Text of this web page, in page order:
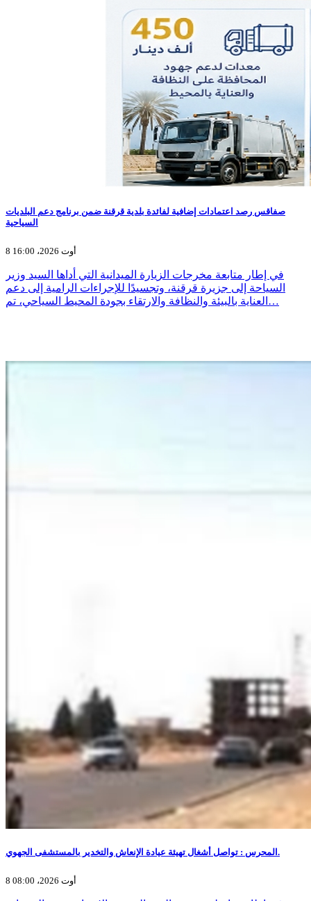
صفاقس رصد اعتمادات إضافية لفائدة بلدية قرقنة ضمن برنامج دعم البلديات
السياحية
8 أوت 2026، 16:00
في إطار متابعة مخرجات الزيارة الميدانية التي أداها السيد وزير
السياحة إلى جزيرة قرقنة، وتجسيدًا للإجراءات الرامية إلى دعم
العناية بالبيئة والنظافة والارتقاء بجودة المحيط السياحي، تم…
المحرس : تواصل أشغال تهيئة عيادة الإنعاش والتخدير بالمستشفى الجهوي.
8 أوت 2026، 08:00